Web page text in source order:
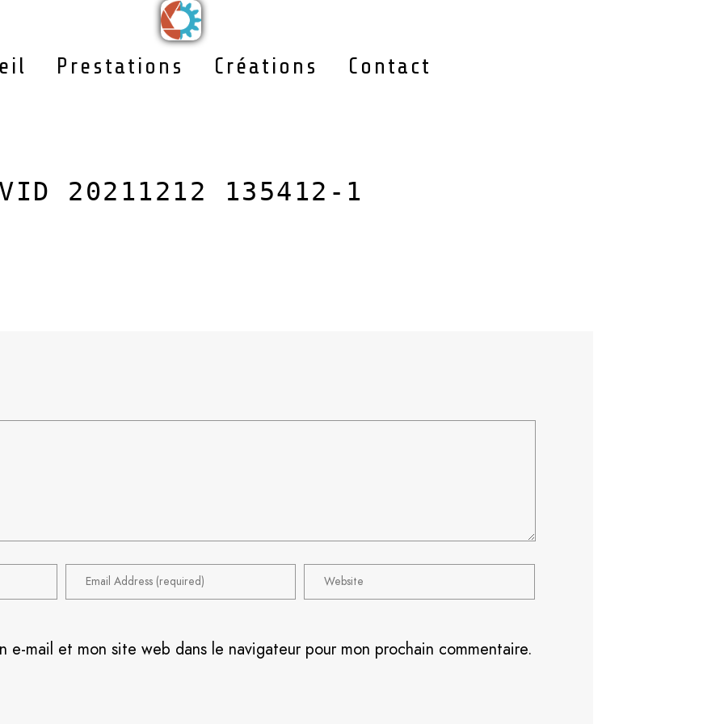
Prestations Créations Contact
20211212 135412-1
e-mail et mon site web dans le navigateur pour mon prochain commentaire.